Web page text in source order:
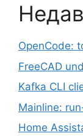
OpenCode:
FreeCAD
Kafka CLI
Mainline:
Home